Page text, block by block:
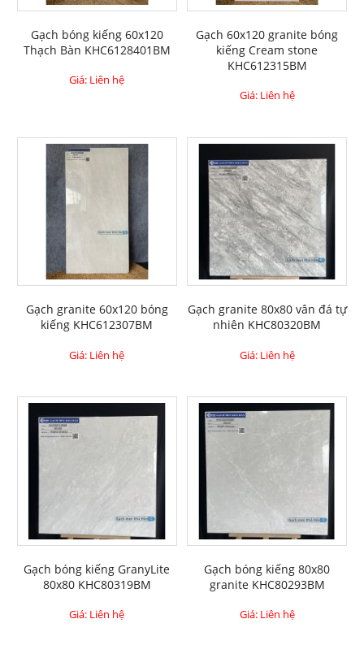
Gạch bóng kiếng 60x120
Thạch Bàn KHC6128401BM
Giá: Liên hệ
Gạch 60x120 granite bóng
kiếng Cream stone
KHC612315BM
Giá: Liên hệ
Gạch granite 60x120 bóng
kiếng KHC612307BM
Giá: Liên hệ
Gạch granite 80x80 vân đá tự
nhiên KHC80320BM
Giá: Liên hệ
Gạch bóng kiếng GranyLite
80x80 KHC80319BM
Giá: Liên hệ
Gạch bóng kiếng 80x80
granite KHC80293BM
Giá: Liên hệ